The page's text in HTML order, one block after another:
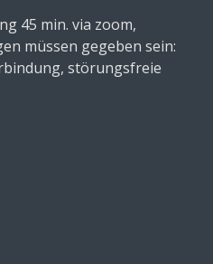
45 min. via zoom,
müssen gegeben sein:
störungsfreie